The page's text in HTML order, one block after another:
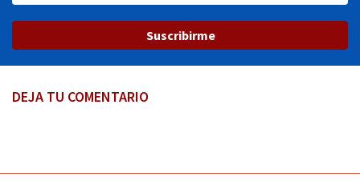
Suscribirme
DEJA TU COMENTARIO